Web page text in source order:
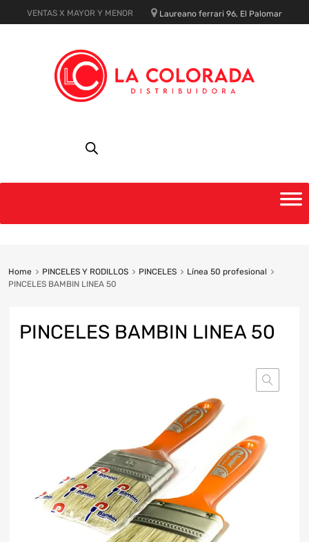
VENTAS X MAYOR Y MENOR Laureano ferrari 96, El Palomar
content
Home PINCELES Y RODILLOS PINCELES
Línea 50 profesional
PINCELES BAMBIN LINEA 50
PINCELES BAMBIN LINEA 50